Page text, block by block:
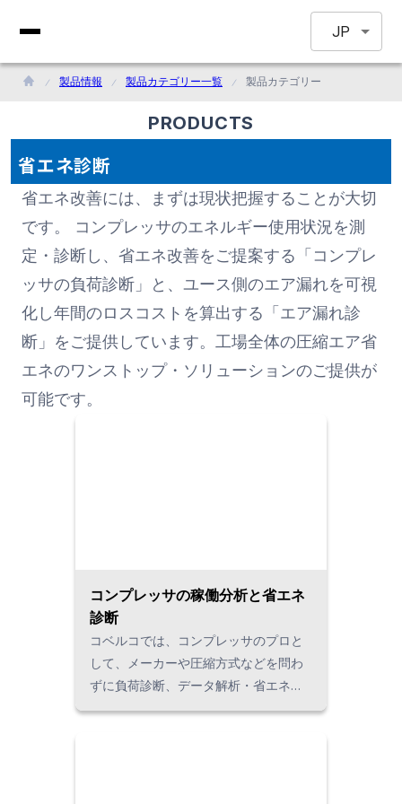
JP
製品情報 製品カテゴリー一覧 製品カテゴリー
PRODUCTS
省エネ診断
省エネ改善には、まずは現状把握することが大切
です。 コンプレッサのエネルギー使用状況を測
定・診断し、省エネ改善をご提案する「コンプレ
ッサの負荷診断」と、ユース側のエア漏れを可視
化し年間のロスコストを算出する「エア漏れ診
断」をご提供しています。工場全体の圧縮エア省
エネのワンストップ・ソリューションのご提供が
可能です。
コンプレッサの稼働分析と省エネ
診断
コベルコでは、コンプレッサのプロと
して、メーカーや圧縮方式などを問わ
ずに負荷診断、データ解析・省エネ改
善提案・省エネ効果額の試算を実施。